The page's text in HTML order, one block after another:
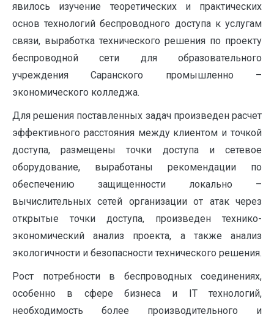
явилось изучение теоретических и практических
основ технологий беспроводного доступа к услугам
связи, выработка технического решения по проекту
беспроводной сети для образовательного
учреждения Саранского промышленно –
экономического колледжа.
Для решения поставленных задач произведен расчет
эффективного расстояния между клиентом и точкой
доступа, размещены точки доступа и сетевое
оборудование, выработаны рекомендации по
обеспечению защищенности локально –
вычислительных сетей организации от атак через
открытые точки доступа, произведен технико-
экономический анализ проекта, а также анализ
экологичности и безопасности технического решения.
Рост потребности в беспроводных соединениях,
особенно в сфере бизнеса и IT технологий,
необходимость более производительного и